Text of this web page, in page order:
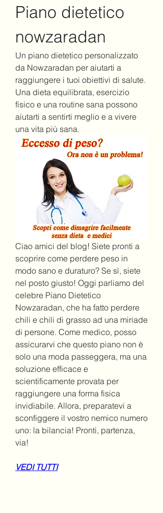
Piano dietetico
nowzaradan
Un piano dietetico personalizzato
da Nowzaradan per aiutarti a
raggiungere i tuoi obiettivi di salute.
Una dieta equilibrata, esercizio
fisico e una routine sana possono
aiutarti a sentirti meglio e a vivere
una vita più sana.
Ciao amici del blog! Siete pronti a
scoprire come perdere peso in
modo sano e duraturo? Se sì, siete
nel posto giusto! Oggi parliamo del
celebre Piano Dietetico
Nowzaradan, che ha fatto perdere
chili e chili di grasso ad una miriade
di persone. Come medico, posso
assicurarvi che questo piano non è
solo una moda passeggera, ma una
soluzione efficace e
scientificamente provata per
raggiungere una forma fisica
invidiabile. Allora, preparatevi a
sconfiggere il vostro nemico numero
uno: la bilancia! Pronti, partenza,
via!
VEDI TUTTI